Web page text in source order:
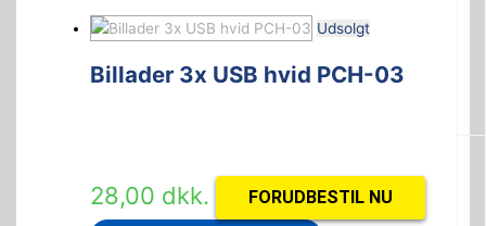
Udsolgt
Billader 3x USB hvid PCH-03
28,00 dkk. FORUDBESTIL NU